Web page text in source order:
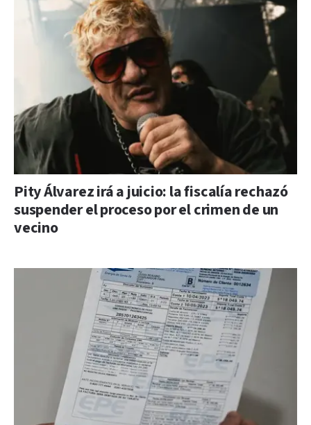
Pity Álvarez irá a juicio: la fiscalía rechazó
suspender el proceso por el crimen de un
vecino